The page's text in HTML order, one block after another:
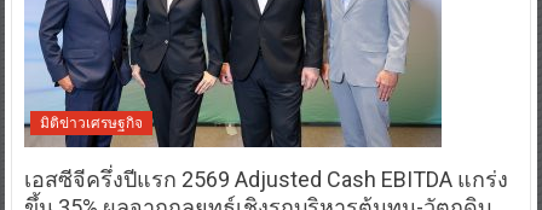
มิติข่าวเศรษฐกิจ